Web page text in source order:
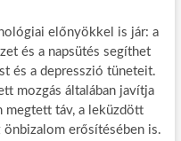
előnyökkel is jár: a
és a napsütés segíthet
és a depresszió tüneteit.
mozgás általában javítja
megtett táv, a leküzdött
erősítésében is.